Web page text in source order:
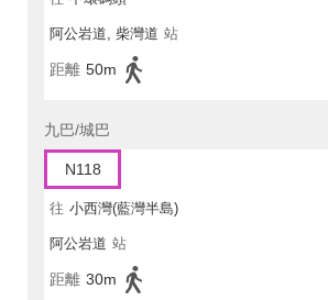
阿公岩道, 柴灣道 站
距離 50m
九巴/城巴
N118
往 小西灣(藍灣半島)
阿公岩道 站
距離 30m